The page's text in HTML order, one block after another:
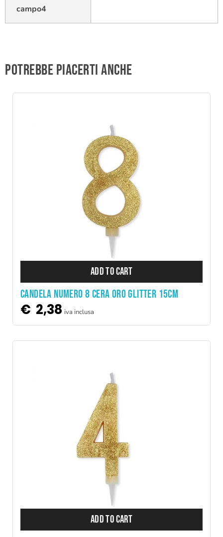
campo4
Potrebbe piacerti anche
ADD TO CART
CANDELA NUMERO 8 CERA ORO GLITTER 15CM
€ 2,38 iva inclusa
ADD TO CART